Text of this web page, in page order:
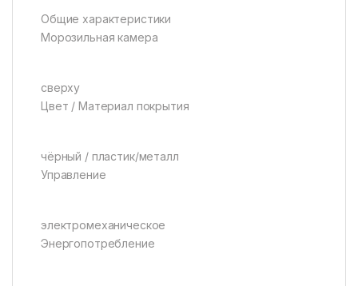
Общие характеристики
Морозильная камера
сверху
Цвет / Материал покрытия
чёрный / пластик/металл
Управление
электромеханическое
Энергопотребление